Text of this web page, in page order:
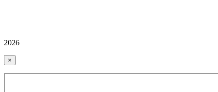
2026
×